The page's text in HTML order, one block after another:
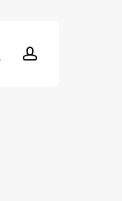
searchaccount